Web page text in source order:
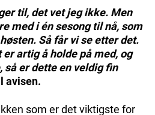
til, det vet jeg ikke. Men
med i én sesong til nå, som
Så får vi se etter det.
artig å holde på med, og
er dette en veldig fin
avisen.
som er det viktigste for